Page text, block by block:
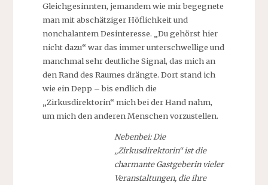
Gleichgesinnten, jemandem wie mir begegnete
man mit abschätziger Höflichkeit und
nonchalantem Desinteresse. „Du gehörst hier
nicht dazu“ war das immer unterschwellige und
manchmal sehr deutliche Signal, das mich an
den Rand des Raumes drängte. Dort stand ich
wie ein Depp – bis endlich die
„Zirkusdirektorin“ mich bei der Hand nahm,
um mich den anderen Menschen vorzustellen.
Nebenbei: Die
„Zirkusdirektorin“ ist die
charmante Gastgeberin vieler
Veranstaltungen, die ihre